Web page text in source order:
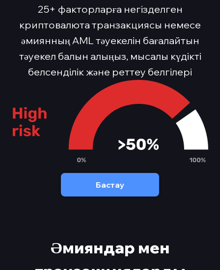
25+ факторларға негізделген
криптовалюта транзакциясы немесе
әмиянның AML тәуекелін бағалайтын
тәуекел балын алыңыз, мысалы күдікті
белсенділік және реттеу белгілері
Бастау
Әмияндар мен